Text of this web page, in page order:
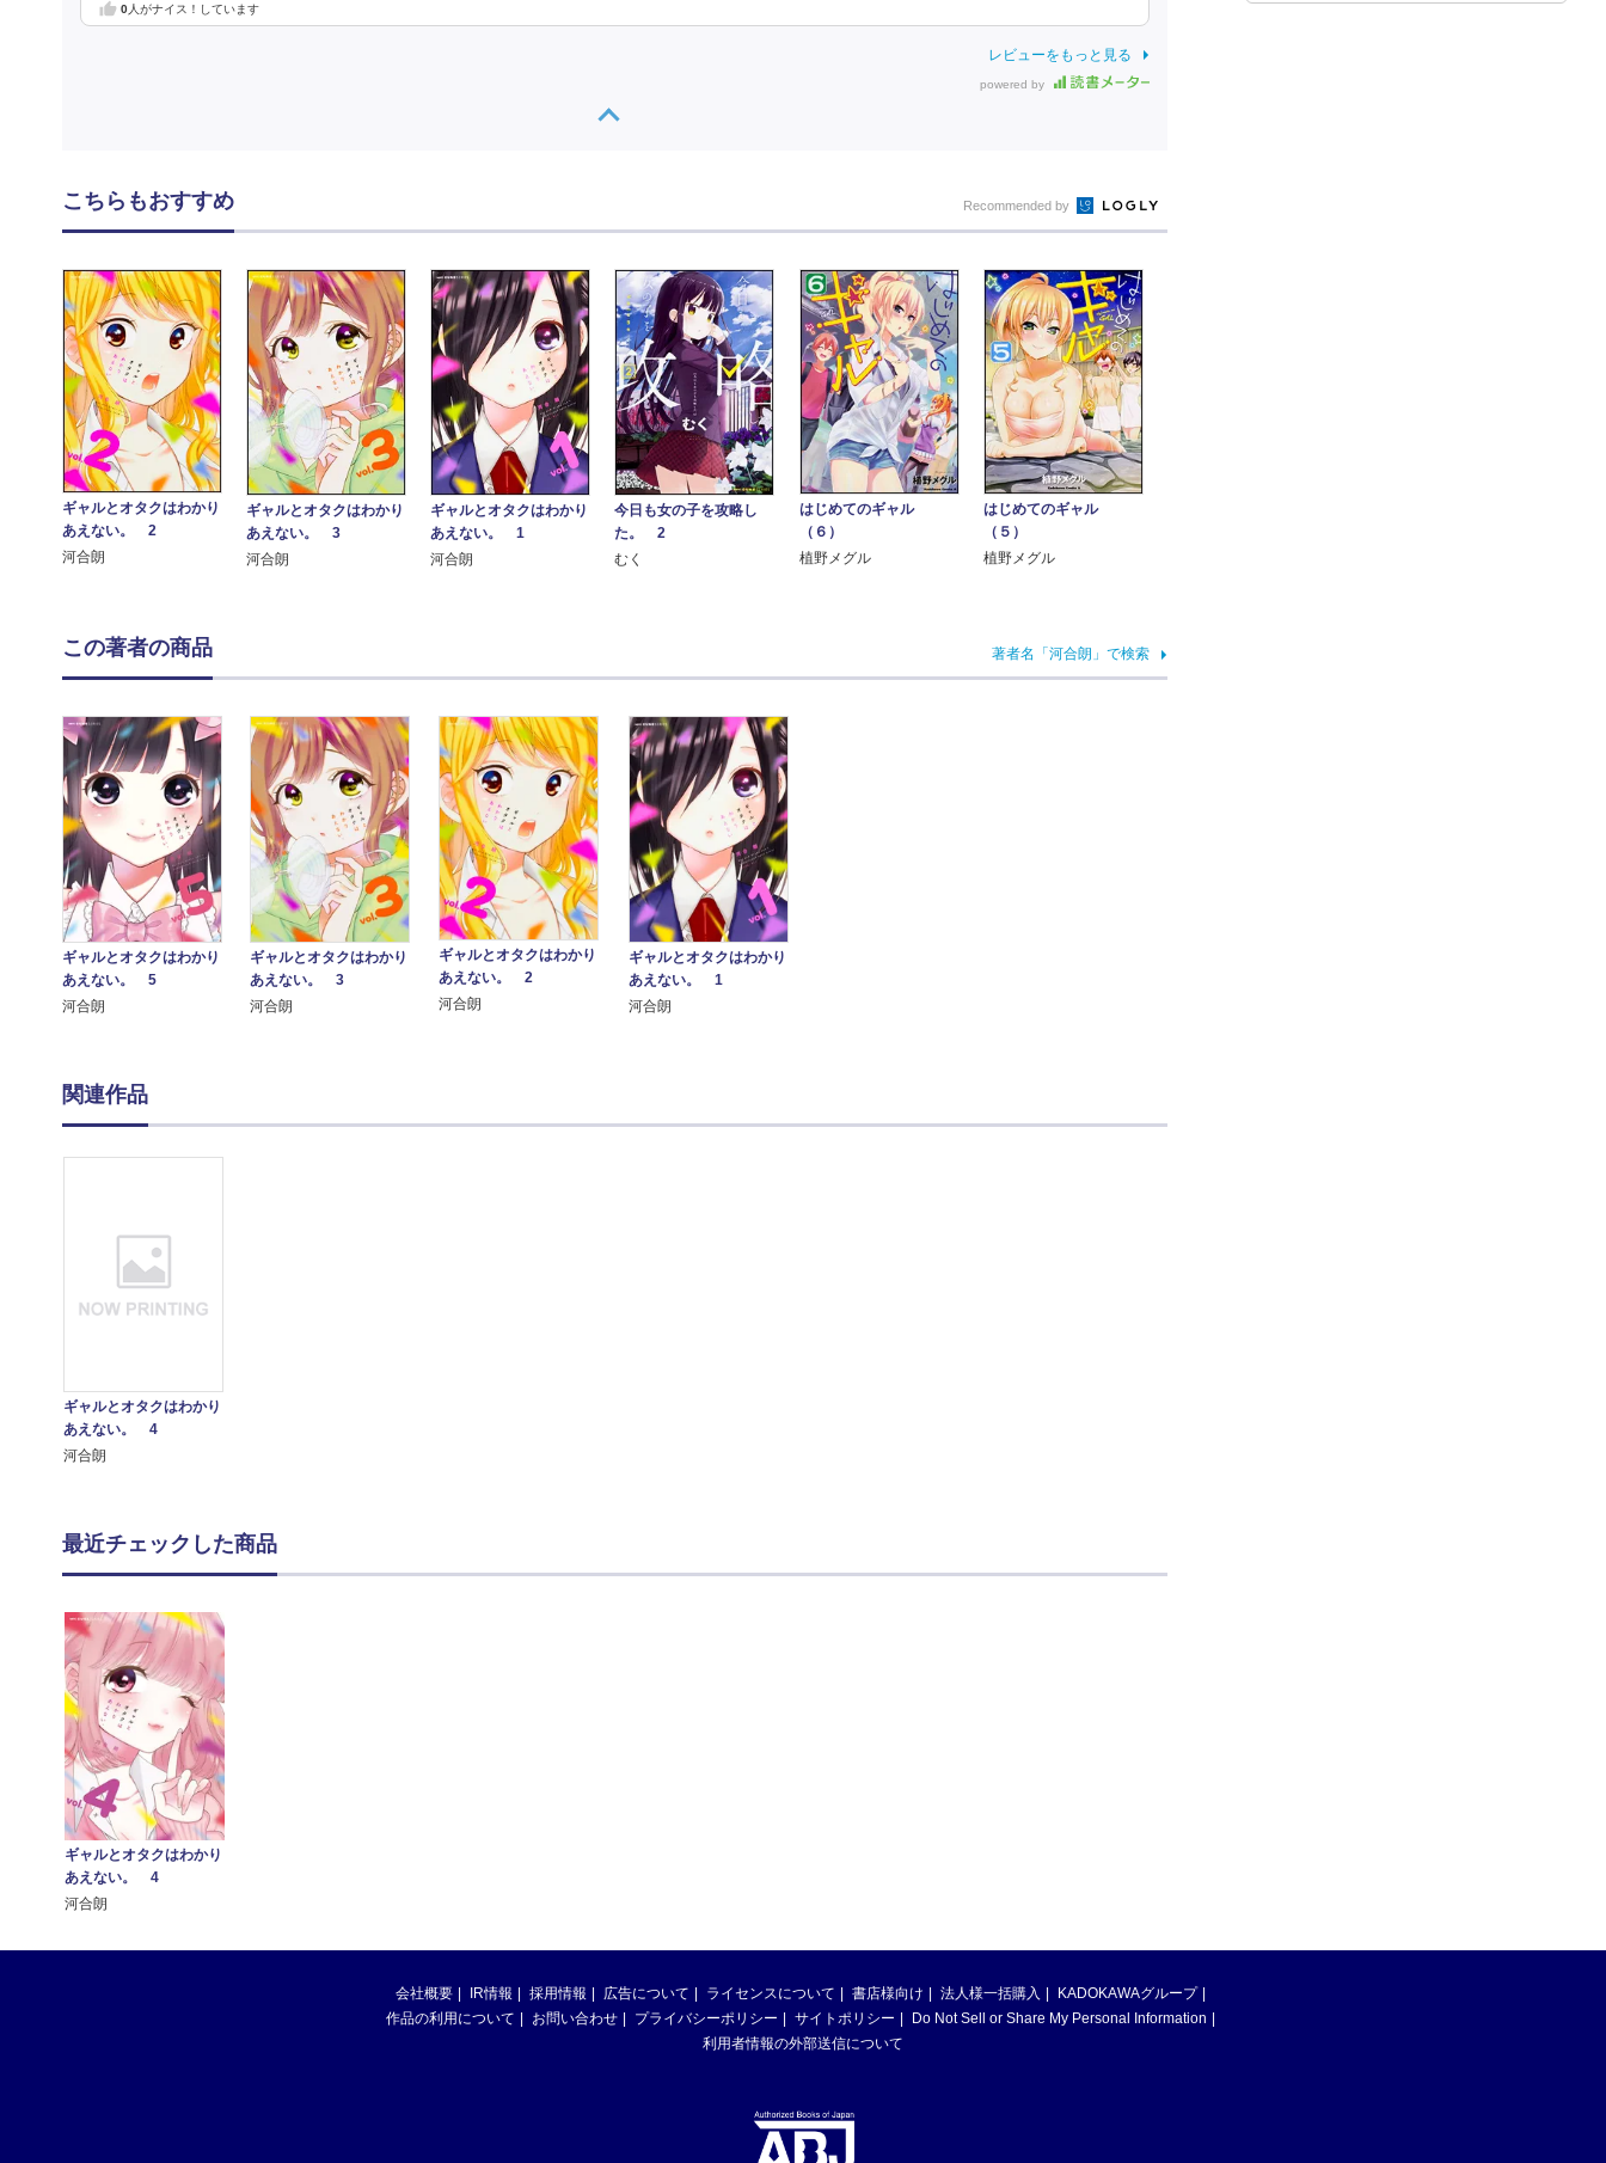
0人がナイス！しています
レビューをもっと見る
powered by
こちらもおすすめ Recommended by
ギャルとオタクはわかり
あえない。 2
河合朗
ギャルとオタクはわかり
あえない。 3
河合朗
ギャルとオタクはわかり
あえない。 1
河合朗
今日も女の子を攻略し
た。 2
むく
はじめてのギャル
（６）
植野メグル
はじめてのギャル
（５）
植野メグル
この著者の商品 著者名「河合朗」で検索
ギャルとオタクはわかり
あえない。 5
河合朗
ギャルとオタクはわかり
あえない。 3
河合朗
ギャルとオタクはわかり
あえない。 2
河合朗
ギャルとオタクはわかり
あえない。 1
河合朗
関連作品
ギャルとオタクはわかり
あえない。 4
河合朗
最近チェックした商品
ギャルとオタクはわかり
あえない。 4
河合朗
会社概要 IR情報 採用情報 広告について ライセンスについて 書店様向け 法人様一括購入
KADOKAWAグループ
作品の利用について
お問い合わせ プライバシーポリシー サイトポリシー
Do Not Sell or Share My Personal Information
利用者情報の外部送信について